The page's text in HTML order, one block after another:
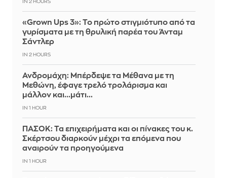
IN 2 HOURS
«Grown Ups 3»: Το πρώτο στιγμιότυπο από τα
γυρίσματα με τη θρυλική παρέα του Άνταμ
Σάντλερ
IN 2 HOURS
Ανδρομάχη: Μπέρδεψε τα Μέθανα με τη
Μεθώνη, έφαγε τρελό τρολάρισμα και
μάλλον και...μάτι...
IN 1 HOUR
ΠΑΣΟΚ: Τα επιχειρήματα και οι πίνακες του κ.
Σκέρτσου διαρκούν μέχρι τα επόμενα που
αναιρούν τα προηγούμενα
IN 1 HOUR